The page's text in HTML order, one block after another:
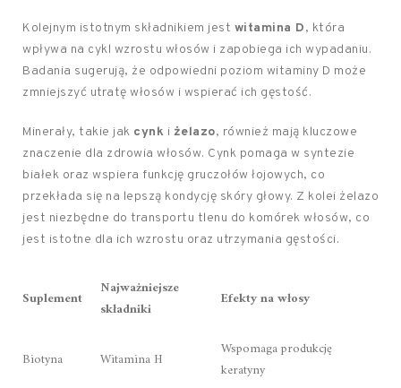
Kolejnym istotnym składnikiem jest witamina D, która
wpływa na cykl wzrostu włosów i zapobiega ich wypadaniu.
Badania sugerują, że odpowiedni poziom witaminy D może
zmniejszyć utratę włosów i wspierać ich gęstość.
Minerały, takie jak cynk i żelazo, również mają kluczowe
znaczenie dla zdrowia włosów. Cynk pomaga w syntezie
białek oraz wspiera funkcję gruczołów łojowych, co
przekłada się na lepszą kondycję skóry głowy. Z kolei żelazo
jest niezbędne do transportu tlenu do komórek włosów, co
jest istotne dla ich wzrostu oraz utrzymania gęstości.
Suplement
Najważniejsze
składniki
Efekty na włosy
Biotyna Witamina H
Wspomaga produkcję
keratyny